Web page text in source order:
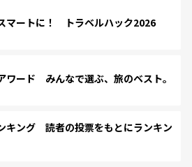
マートに！ トラベルハック2026
ワード みんなで選ぶ、旅のベスト。
キング 読者の投票をもとにランキン